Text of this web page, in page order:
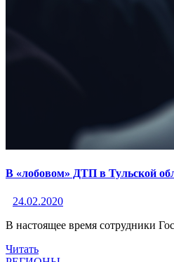
В «лобовом» ДТП в Тульской
24.02.2020
В настоящее время сотрудники
Читать